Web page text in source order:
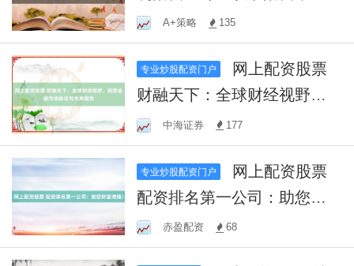
台，助您财富增值！
A+策略 135
专业炒股配资门户
财融天下：全球财经视野，
洞悉金融市场脉动与未来趋
势
中海证券 177
专业炒股配资门户
配资排名第一公司：助您财
富增值！
赤盈配资 68